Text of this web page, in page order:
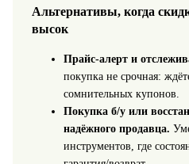
Альтернативы, когда
высок
Прайс‑алерт и
покупка не срочная:
сомнительных купонов.
Покупка б/у или
надёжного продавца.
инструментов, где